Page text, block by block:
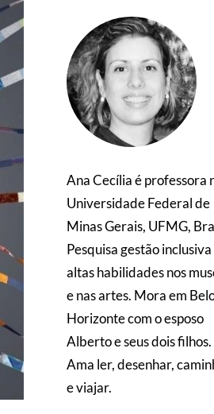
Ana Cecília é professora
Universidade Federal de
Minas Gerais, UFMG,
Pesquisa gestão inclusiva
altas habilidades nos
e nas artes. Mora em
Horizonte com o esposo
Alberto e seus dois filhos.
Ama ler, desenhar,
e viajar.